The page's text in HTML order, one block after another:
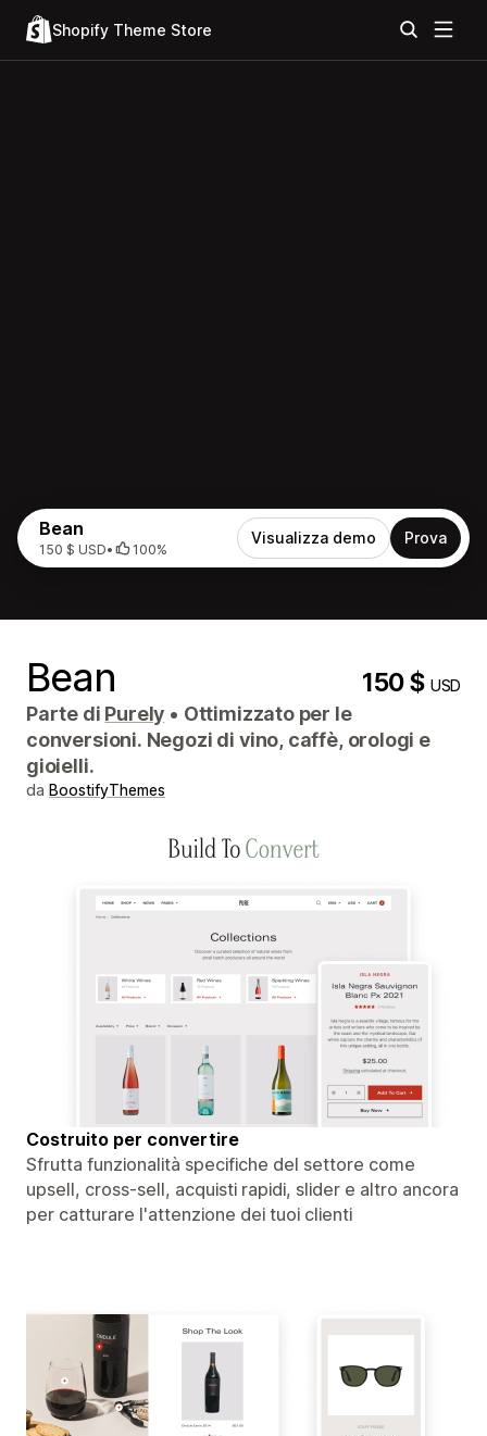
Shopify Theme Store
Bean
150 $ USD• 100%
Visualizza demo Prova
Bean 150 $USD
Parte di Purely • Ottimizzato per le
conversioni. Negozi di vino, caffè, orologi e
gioielli.
da BoostifyThemes
Costruito per convertire
Sfrutta funzionalità specifiche del settore come
upsell, cross-sell, acquisti rapidi, slider e altro ancora
per catturare l'attenzione dei tuoi clienti